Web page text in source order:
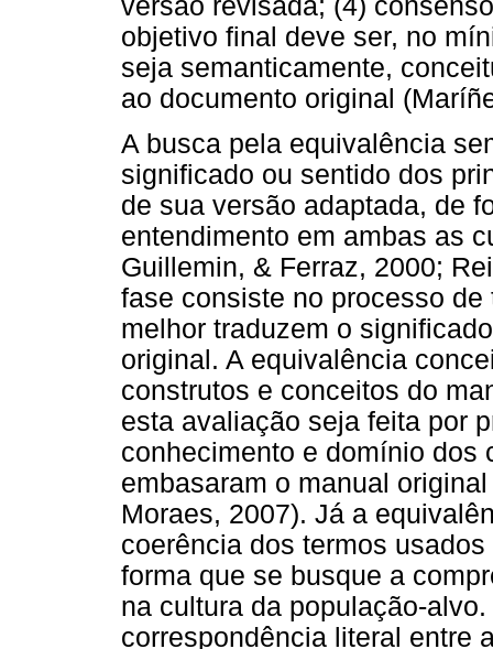
objetivo final deve ser, no
seja semanticamente,
ao documento original
A busca pela equivalência
significado ou sentido dos
de sua versão adaptada, de
entendimento em ambas as
Guillemin, & Ferraz, 2000;
fase consiste no processo
melhor traduzem o
original. A equivalência
construtos e conceitos do
esta avaliação seja feita por
conhecimento e domínio dos
embasaram o manual
Moraes, 2007). Já a
coerência dos termos
forma que se busque a
na cultura da população-
correspondência literal entre